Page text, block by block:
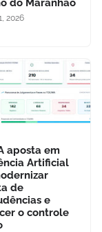
do Maranhão
2026
aposta em
Artificial
de
e
o controle